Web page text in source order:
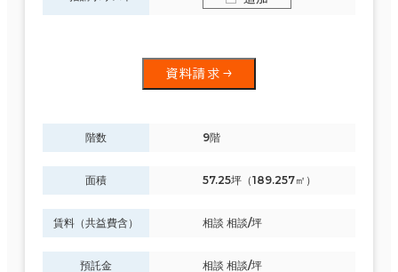
資料請求
階数 9階
面積 57.25坪（189.257㎡）
賃料（共益費含） 相談 相談/坪
預託金 相談 相談/坪